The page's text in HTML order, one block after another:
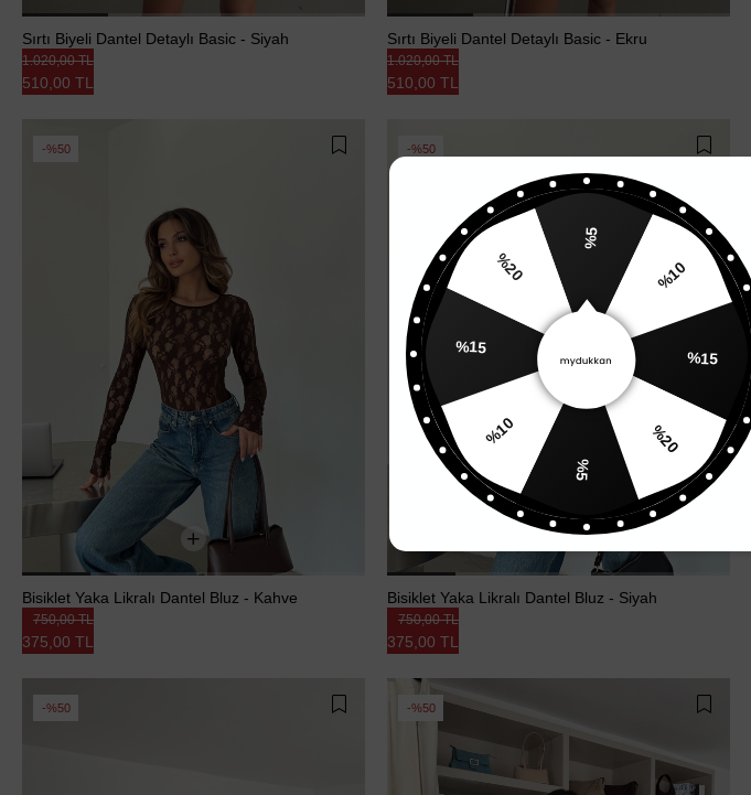
Sırtı Biyeli Dantel Detaylı Basic - Siyah
510,00 TL
1.020,00 TL
Sırtı Biyeli Dantel Detaylı Basic - Ekru
510,00 TL
1.020,00 TL
%50
Bisiklet Yaka Likralı Dantel Bluz - Kahve
375,00 TL
750,00 TL
%50
Bisiklet Yaka Likralı Dantel Bluz - Siyah
375,00 TL
750,00 TL
%50 %50
%5
%10
%15
%20
%5
%10
%15
%20